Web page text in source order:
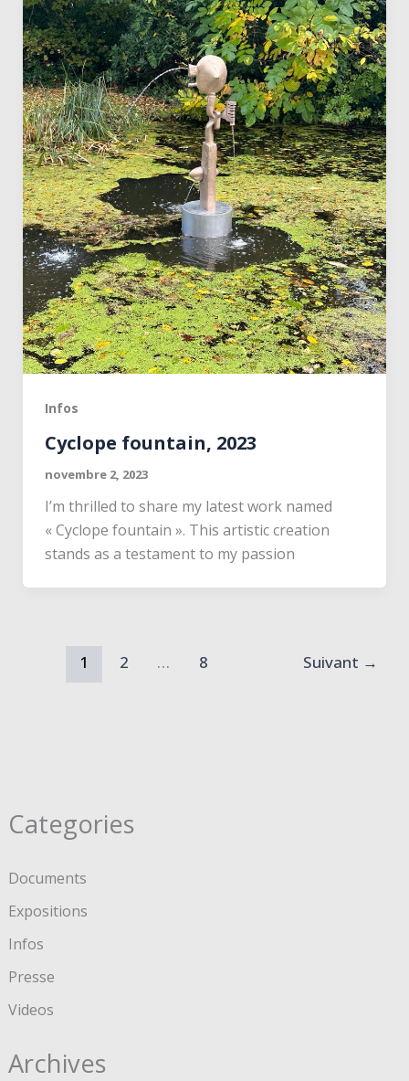
Categories
Documents
Expositions
Infos
Presse
Videos
Archives
Infos
Cyclope fountain, 2023
novembre 2, 2023
I’m thrilled to share my latest work named
« Cyclope fountain ». This artistic creation
stands as a testament to my passion
1 2 … 8 Suivant →